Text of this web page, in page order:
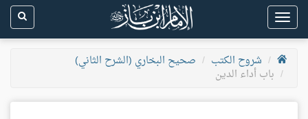
Toggle
navigation
شروح الكتب
صحيح البخاري (الشرح الثاني)
باب أداء الدين